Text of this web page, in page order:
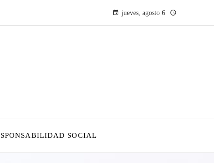
jueves, agosto 6
SOCIAL